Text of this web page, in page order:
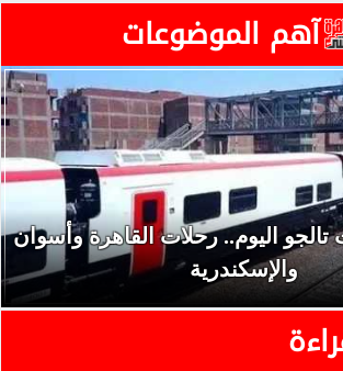
آهم الموضوعات
اليوم.. رحلات القاهرة وأسوان
والإسكندرية